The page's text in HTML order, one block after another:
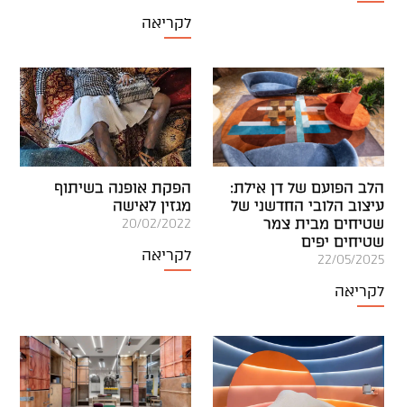
לקריאה
הלב הפועם של דן אילת:
עיצוב הלובי החדשני של
שטיחים מבית צמר
שטיחים יפים
22/05/2025
לקריאה
הפקת אופנה בשיתוף
מגזין לאישה
20/02/2022
לקריאה